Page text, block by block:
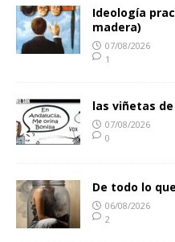
Ideología
madera)
07/08/2026
1
las viñetas de
07/08/2026
0
De todo lo
06/08/2026
2